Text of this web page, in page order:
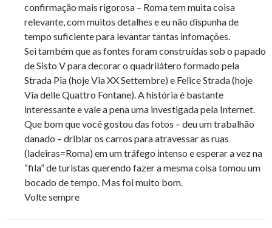
confirmação mais rigorosa – Roma tem muita coisa
relevante, com muitos detalhes e eu não dispunha de
tempo suficiente para levantar tantas infomações.
Sei também que as fontes foram construídas sob o papado
de Sisto V para decorar o quadrilátero formado pela
Strada Pia (hoje Via XX Settembre) e Felice Strada (hoje
Via delle Quattro Fontane). A história é bastante
interessante e vale a pena uma investigada pela Internet.
Que bom que você gostou das fotos – deu um trabalhão
danado – driblar os carros para atravessar as ruas
(ladeiras=Roma) em um tráfego intenso e esperar a vez na
“fila” de turistas querendo fazer a mesma coisa tomou um
bocado de tempo. Mas foi muito bom.
Volte sempre